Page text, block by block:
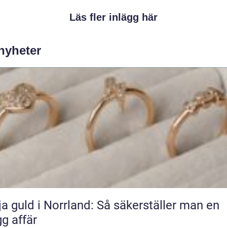
Läs fler inlägg här
guld i Norrland: Så säkerställer man en
affär